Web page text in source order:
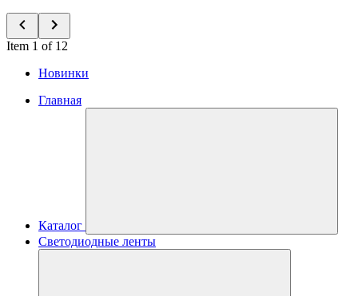
Item 1 of 12
Новинки
Главная
Каталог
Светодиодные ленты